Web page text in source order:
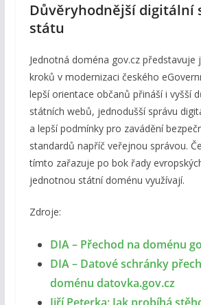
Důvěryhodnější digitální
státu
Jednotná doména gov.cz představuje
kroků v modernizaci českého
lepší orientace občanů přináší i vyšší
státních webů, jednodušší správu
a lepší podmínky pro zavádění
standardů napříč veřejnou správou.
tímto zařazuje po bok řady
jednotnou státní doménu využívají.
Zdroje:
DIA – Přechod na doménu
DIA – Datové schránky
doménu datovka.gov.cz